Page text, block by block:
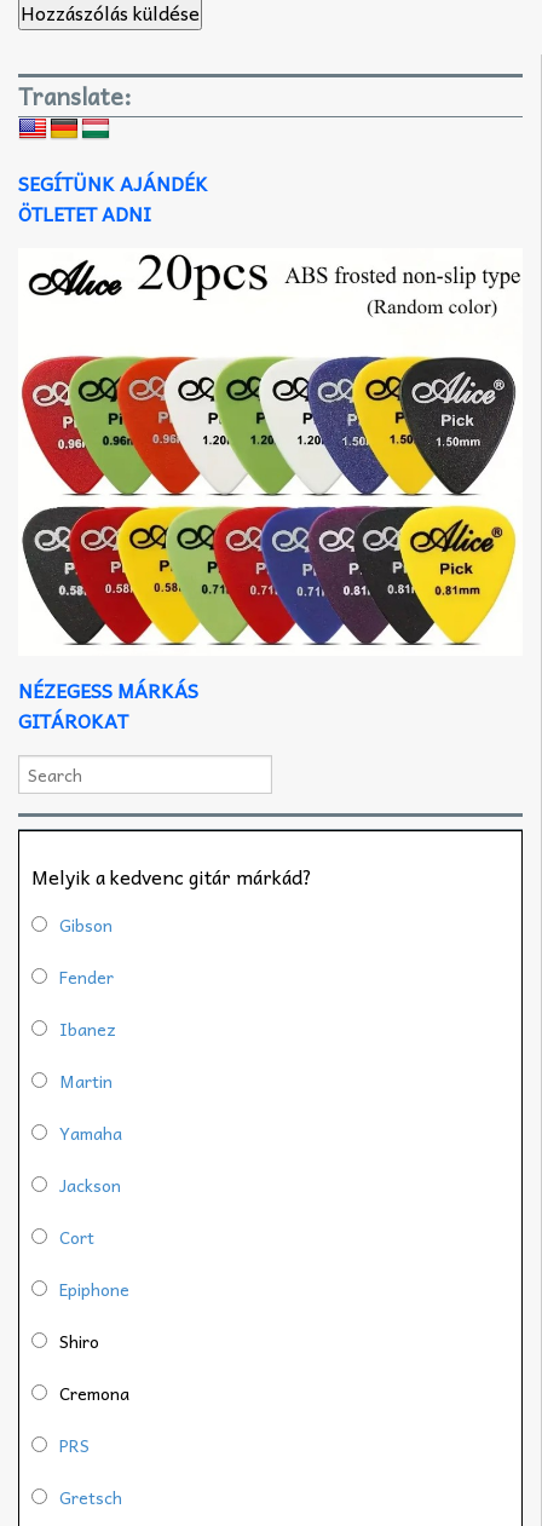
Translate:
SEGÍTÜNK AJÁNDÉK
ÖTLETET ADNI
NÉZEGESS MÁRKÁS
GITÁROKAT
Melyik a kedvenc gitár márkád?
Gibson
Fender
Ibanez
Martin
Yamaha
Jackson
Cort
Epiphone
Shiro
Cremona
PRS
Gretsch